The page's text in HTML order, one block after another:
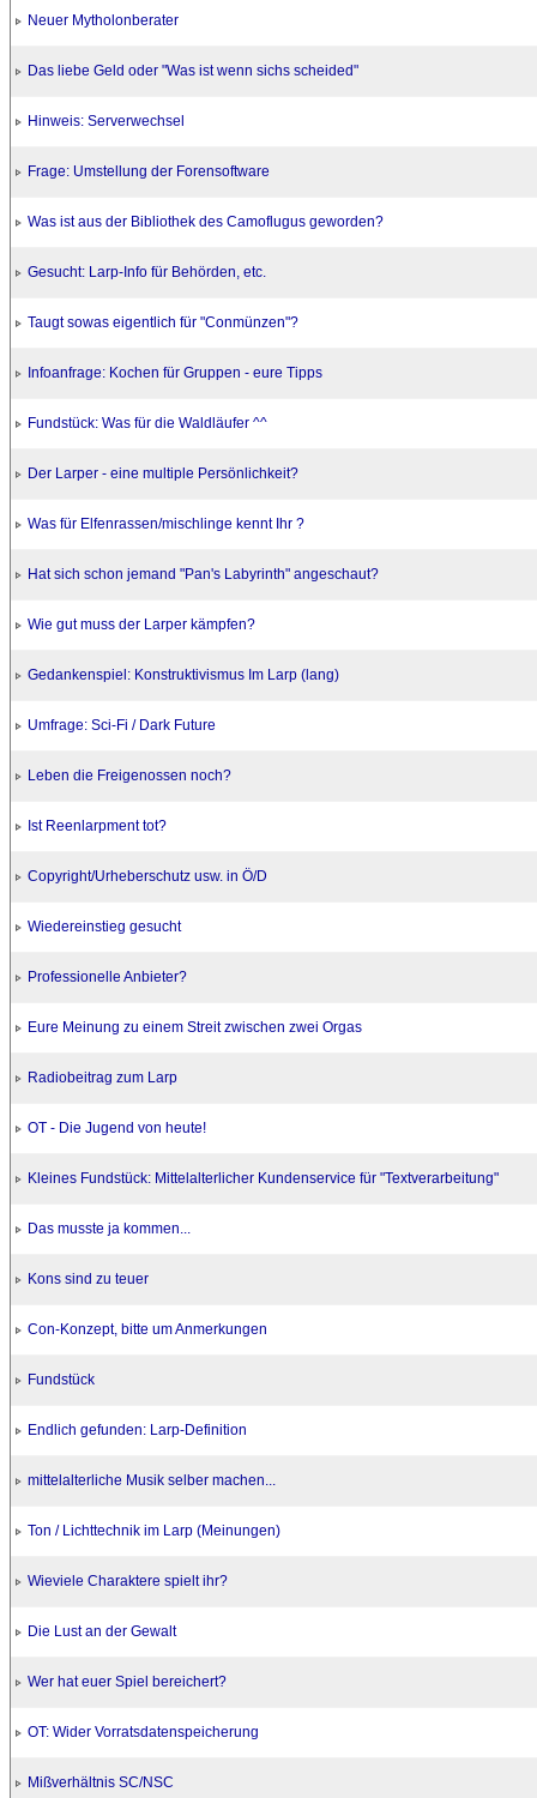
Neuer Mytholonberater
Das liebe Geld oder "Was ist wenn sichs scheided"
Hinweis: Serverwechsel
Frage: Umstellung der Forensoftware
Was ist aus der Bibliothek des Camoflugus geworden?
Gesucht: Larp-Info für Behörden, etc.
Taugt sowas eigentlich für "Conmünzen"?
Infoanfrage: Kochen für Gruppen - eure Tipps
Fundstück: Was für die Waldläufer ^^
Der Larper - eine multiple Persönlichkeit?
Was für Elfenrassen/mischlinge kennt Ihr ?
Hat sich schon jemand "Pan's Labyrinth" angeschaut?
Wie gut muss der Larper kämpfen?
Gedankenspiel: Konstruktivismus Im Larp (lang)
Umfrage: Sci-Fi / Dark Future
Leben die Freigenossen noch?
Ist Reenlarpment tot?
Copyright/Urheberschutz usw. in Ö/D
Wiedereinstieg gesucht
Professionelle Anbieter?
Eure Meinung zu einem Streit zwischen zwei Orgas
Radiobeitrag zum Larp
OT - Die Jugend von heute!
Kleines Fundstück: Mittelalterlicher Kundenservice für "Textverarbeitung"
Das musste ja kommen...
Kons sind zu teuer
Con-Konzept, bitte um Anmerkungen
Fundstück
Endlich gefunden: Larp-Definition
mittelalterliche Musik selber machen...
Ton / Lichttechnik im Larp (Meinungen)
Wieviele Charaktere spielt ihr?
Die Lust an der Gewalt
Wer hat euer Spiel bereichert?
OT: Wider Vorratsdatenspeicherung
Mißverhältnis SC/NSC